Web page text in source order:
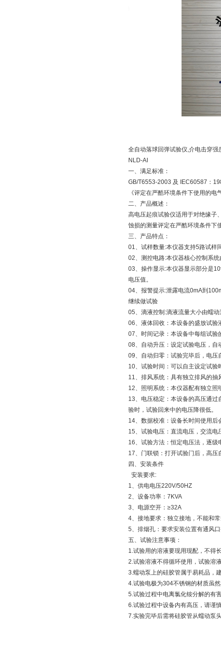
全自动落球回弹试验仪,介电击穿
NLD-AI
一、满足标准：
GB/T6553-2003 及 IEC60587：
《评定在严酷环境条件下使用的
二、产品概述：
高电压起痕试验仪适用于对绝缘子
蚀损的测量评定在严酷环境条件下
三、产品特点：
01、试样数量:本仪器支持5路试样
02、测控电路:本仪器核心控制系
03、操作显示:本仪器显示部分是
电压值。
04、报警提示:泄露电流0mA到
继续做试验
05、滴液控制:滴液流量大小由蠕
06、液体回收：本设备的盛放试验
07、时间记录：本设备中每组试验
08、自动升压：设定试验电压，自
09、自动归零：试验完毕后，电压
10、试验时间：可以自主设定试验
11、排风系统：具有独立排风的
12、照明系统：本仪器配有独立
13、电压稳定：本设备的高压通
验时，试验回来中的电压降很低。
14、数据校准：设备长时间使用
15、试验电压：直流电压，交流电
16、试验方法：恒定电压法，逐级
17、门联锁：打开试验门后，高压
四、安装条件
安装要求:
1、供电电压220V/50HZ
2、设备功率：7KVA
3、电源空开：≥32A
4、接地要求：独立接地，不能和
5、排烟孔：要求安装位置有通风
五、试验注意事项：
1.试验用的溶液要现用现配，不得
2.试验溶液不得循环使用，试验溶
3.蠕动泵上的硅胶管属于易耗品，
4.试验电极为304不锈钢的材质虽
5.试验过程中电离氯化铵分解的有
6.试验过程中设备内有高压，请谨
7.实验完毕后需将硅胶管从蠕动泵